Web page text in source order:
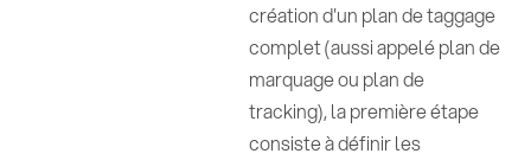
création d'un plan de taggage
complet (aussi appelé plan de
marquage ou plan de
tracking), la première étape
consiste à définir les